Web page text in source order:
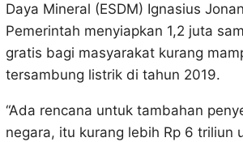
Daya Mineral (ESDM) Ignasius
Pemerintah menyiapkan 1,2 juta
gratis bagi masyarakat kurang
tersambung listrik di tahun 2019.
“Ada rencana untuk tambahan
negara, itu kurang lebih Rp 6 triliun